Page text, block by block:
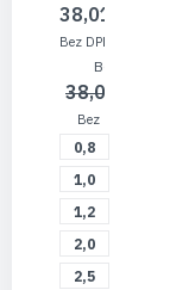
38,01 Kč
Běžná cena
38,01 Kč
0,8
mm
1,0
mm
1,2
mm
2,0
mm
2,5